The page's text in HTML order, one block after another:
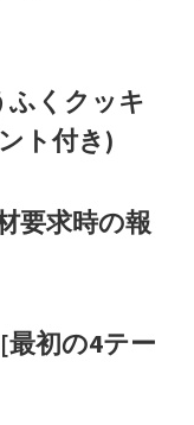
ふくクッキ
ト付き)
要求時の報
最初の4テー